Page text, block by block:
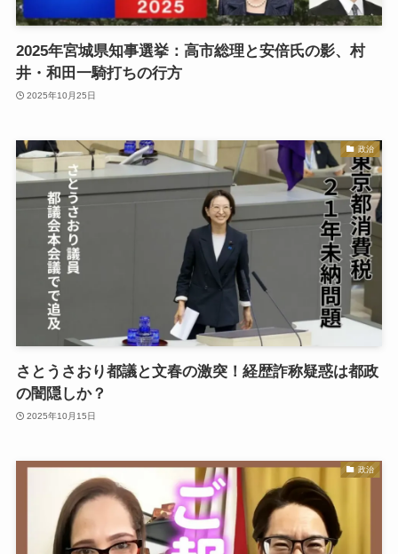
2025年宮城県知事選挙：高市総理と安倍氏の影、村
井・和田一騎打ちの行方
2025年10月25日
政治
さとうさおり都議と文春の激突！経歴詐称疑惑は都政
の闇隠しか？
2025年10月15日
政治